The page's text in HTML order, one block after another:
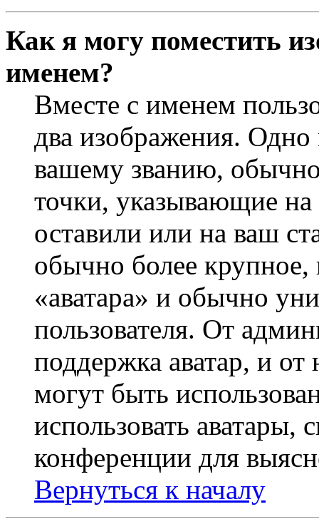
Как я могу поместить
именем?
Вместе с именем
два изображения.
вашему званию, обычно
точки, указывающие
оставили или на ваш
обычно более крупное,
«аватара» и обычно
пользователя. От
поддержка аватар, и от
могут быть
использовать аватары,
конференции для
Вернуться к началу